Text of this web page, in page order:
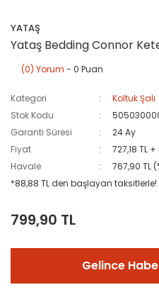
YATAŞ
Yataş Bedding Connor
(0) Yorum - 0 Puan
Kategori
Koltuk Şalı
Stok Kodu
Garanti Süresi
24 Ay
Fiyat
727,18 TL +
Havale
767,90 TL
*88,88 TL den başlayan taksitlerle!
799,90 TL
Gelince